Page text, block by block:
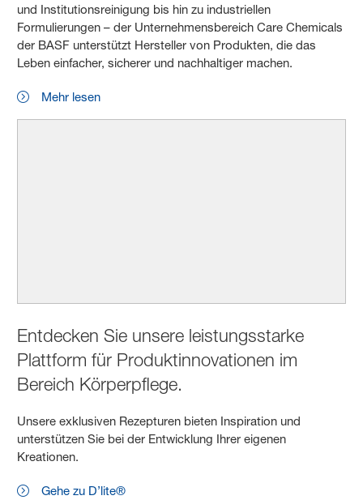
und Institutionsreinigung bis hin zu industriellen
Formulierungen – der Unternehmensbereich Care Chemicals
der BASF unterstützt Hersteller von Produkten, die das
Leben einfacher, sicherer und nachhaltiger machen.
Mehr lesen
Entdecken Sie unsere leistungsstarke
Plattform für Produktinnovationen im
Bereich Körperpflege.
Unsere exklusiven Rezepturen bieten Inspiration und
unterstützen Sie bei der Entwicklung Ihrer eigenen
Kreationen.
Gehe zu D’lite®